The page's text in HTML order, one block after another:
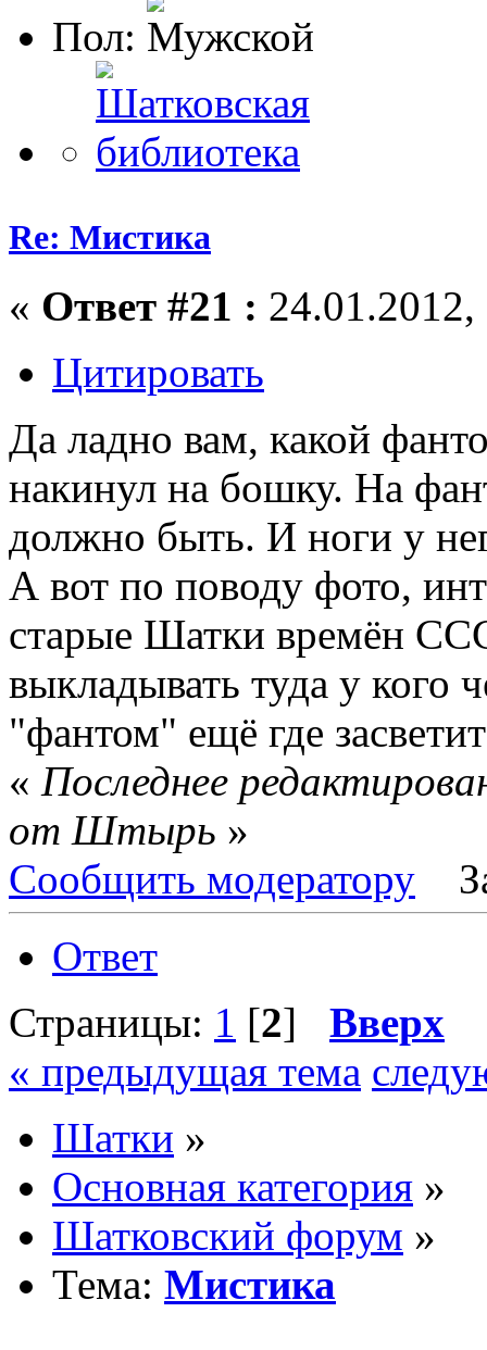
Пол:
Re: Мистика
« Ответ #21 :
Цитировать
Да ладно вам, какой
накинул на бошку. На
должно быть. И ноги у
А вот по поводу фото,
старые Шатки времён
выкладывать туда у кого
"фантом" ещё где
« Последнее
от Штырь »
Сообщить модератору
Ответ
Страницы: 1 [2] Вверх
« предыдущая тема
Шатки »
Основная категория »
Шатковский форум »
Тема: Мистика